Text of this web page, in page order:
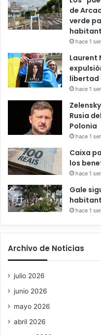
de
verde
hace 1
Laurent
libertad
hace 1
Rusia
Polonia
hace 1
Caixa
los
hace 1
Gale
hace 1
Archivo de Noticias
julio 2026
junio 2026
mayo 2026
abril 2026